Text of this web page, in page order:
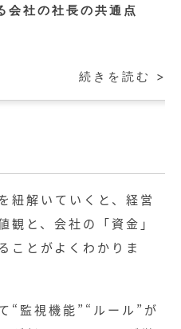
会社の社長の共通点
続きを読む >
紐解いていくと、経営
観と、会社の「資金」
ことがよくわかりま
“監視機能”“ルール”が